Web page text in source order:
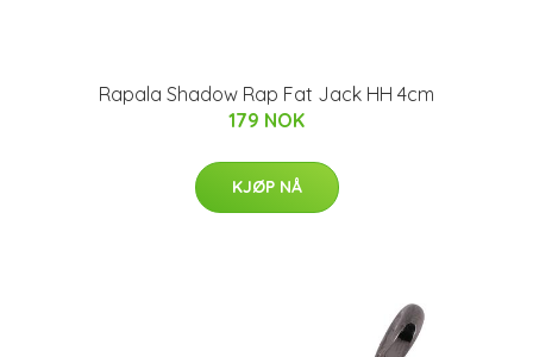
Rapala Shadow Rap Fat Jack HH 4cm
179 NOK
KJØP NÅ